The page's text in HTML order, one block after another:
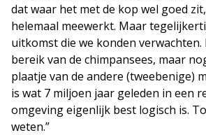
dat waar het met de kop wel goed
helemaal meewerkt. Maar
uitkomst die we konden
bereik van de chimpansees, maar
plaatje van de andere (tweebenige)
is wat 7 miljoen jaar geleden in een
omgeving eigenlijk best logisch is.
weten.”